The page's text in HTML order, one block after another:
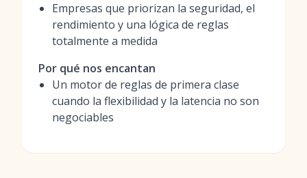
Empresas que priorizan la seguridad, el
rendimiento y una lógica de reglas
totalmente a medida
Por qué nos encantan
Un motor de reglas de primera clase
cuando la flexibilidad y la latencia no son
negociables